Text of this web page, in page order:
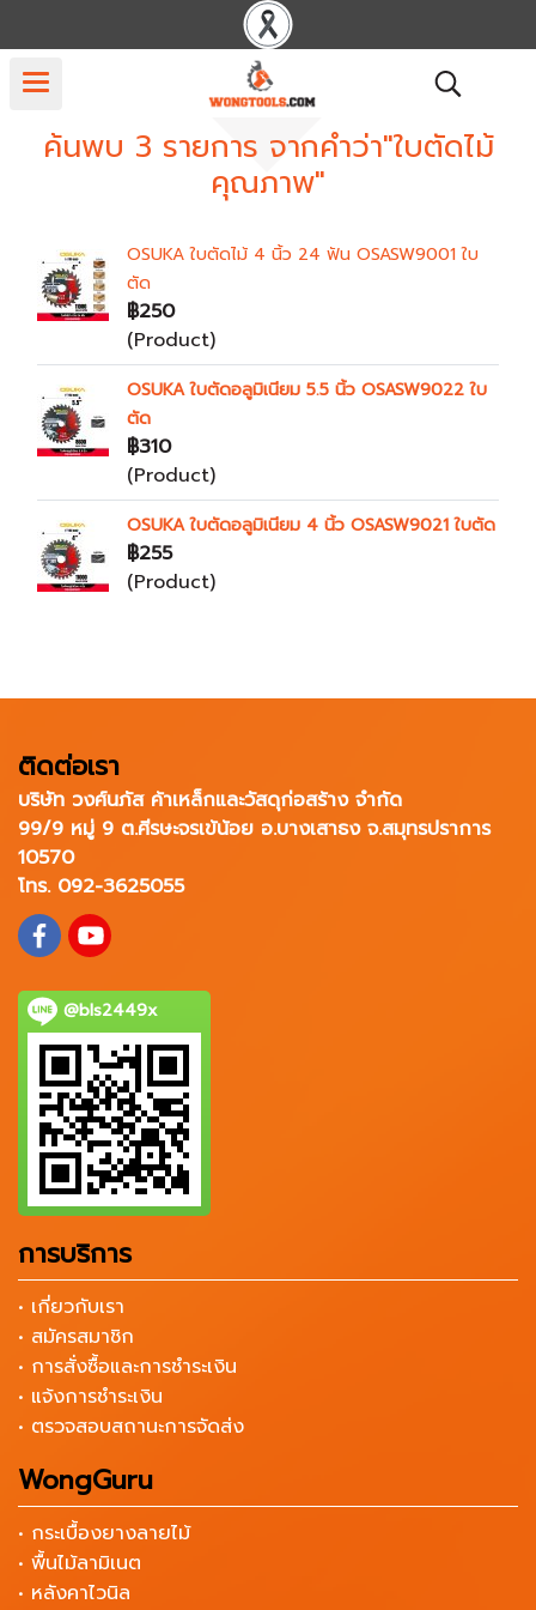
ค้นพบ 3 รายการ จากคำว่า"ใบตัดไม้
คุณภาพ"
OSUKA ใบตัดไม้ 4 นิ้ว 24 ฟัน OSASW9001 ใบ
ตัด
฿250
(Product)
OSUKA ใบตัดอลูมิเนียม 5.5 นิ้ว OSASW9022 ใบ
ตัด
฿310
(Product)
OSUKA ใบตัดอลูมิเนียม 4 นิ้ว OSASW9021 ใบตัด
฿255
(Product)
ติดต่อเรา
บริษัท วงศ์นภัส ค้าเหล็กและวัสดุก่อสร้าง จำกัด
99/9 หมู่ 9 ต.ศีรษะจรเข้น้อย อ.บางเสาธง จ.สมุทรปราการ
10570
โทร. 092-3625055
@bls2449x
การบริการ
• เกี่ยวกับเรา
• สมัครสมาชิก
• การสั่งซื้อและการชำระเงิน
• แจ้งการชำระเงิน
• ตรวจสอบสถานะการจัดส่ง
WongGuru
• กระเบื้องยางลายไม้
• พื้นไม้ลามิเนต
• หลังคาไวนิล